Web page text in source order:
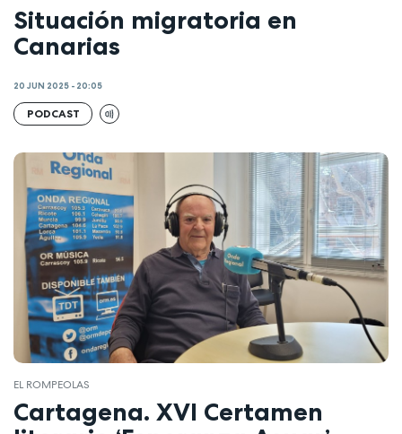
Situación migratoria en
Canarias
20 JUN 2025 - 20:05
PODCAST
EL ROMPEOLAS
Cartagena. XVI Certamen